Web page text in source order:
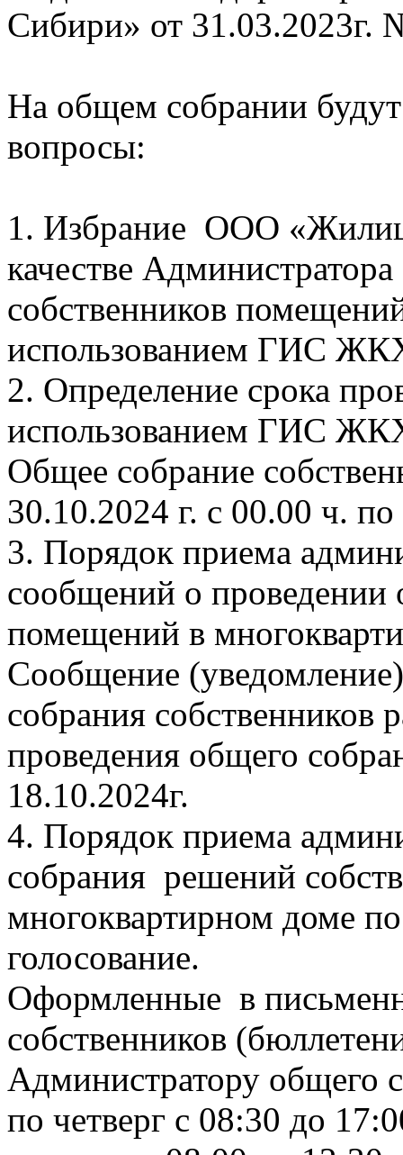
Сибири» от
На общем собрании
вопросы:
1. Избрание ООО
качестве
собственников
использованием ГИС
2. Определение срока
использованием ГИС
Общее собрание
30.10.2024 г. с 00.00 ч.
3. Порядок приема
сообщений о проведении
помещений в
Сообщение
собрания собственников
проведения общего
18.10.2024г.
4. Порядок приема
собрания решений
многоквартирном доме
голосование.
Оформленные в
собственников
Администратору общего
по четверг с 08:30 до